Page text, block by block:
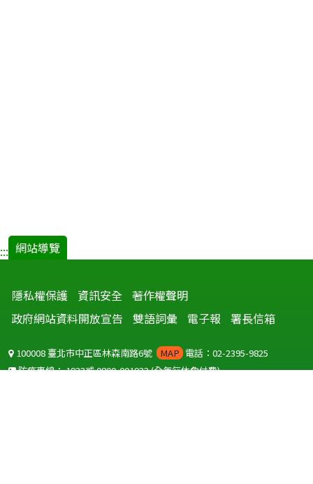
::: 網站導覽
隱私權保護 資訊安全 著作權聲明
政府網站資料開放宣告
雙語詞彙 電子報 署長信箱
100008 臺北市中正區林森南路6號 MAP 電話：02-2395-9825
防疫專線：1922或0800-001922(全年無休免付費)